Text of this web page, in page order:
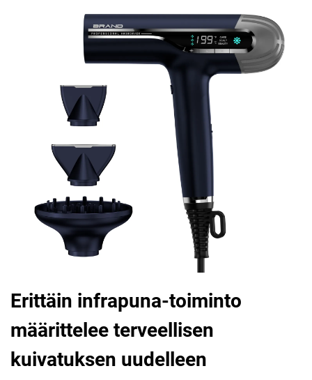
Erittäin infrapuna-toiminto
määrittelee terveellisen
kuivatuksen uudelleen